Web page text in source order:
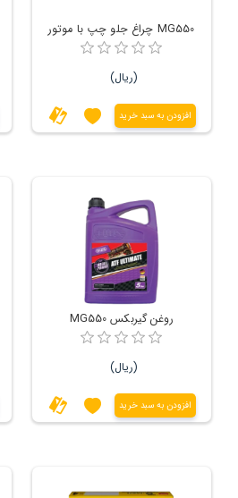
MG550 چراغ جلو چپ با موتور
(ریال)
افزودن به سبد خرید
روغن گیربکس MG550
(ریال)
افزودن به سبد خرید